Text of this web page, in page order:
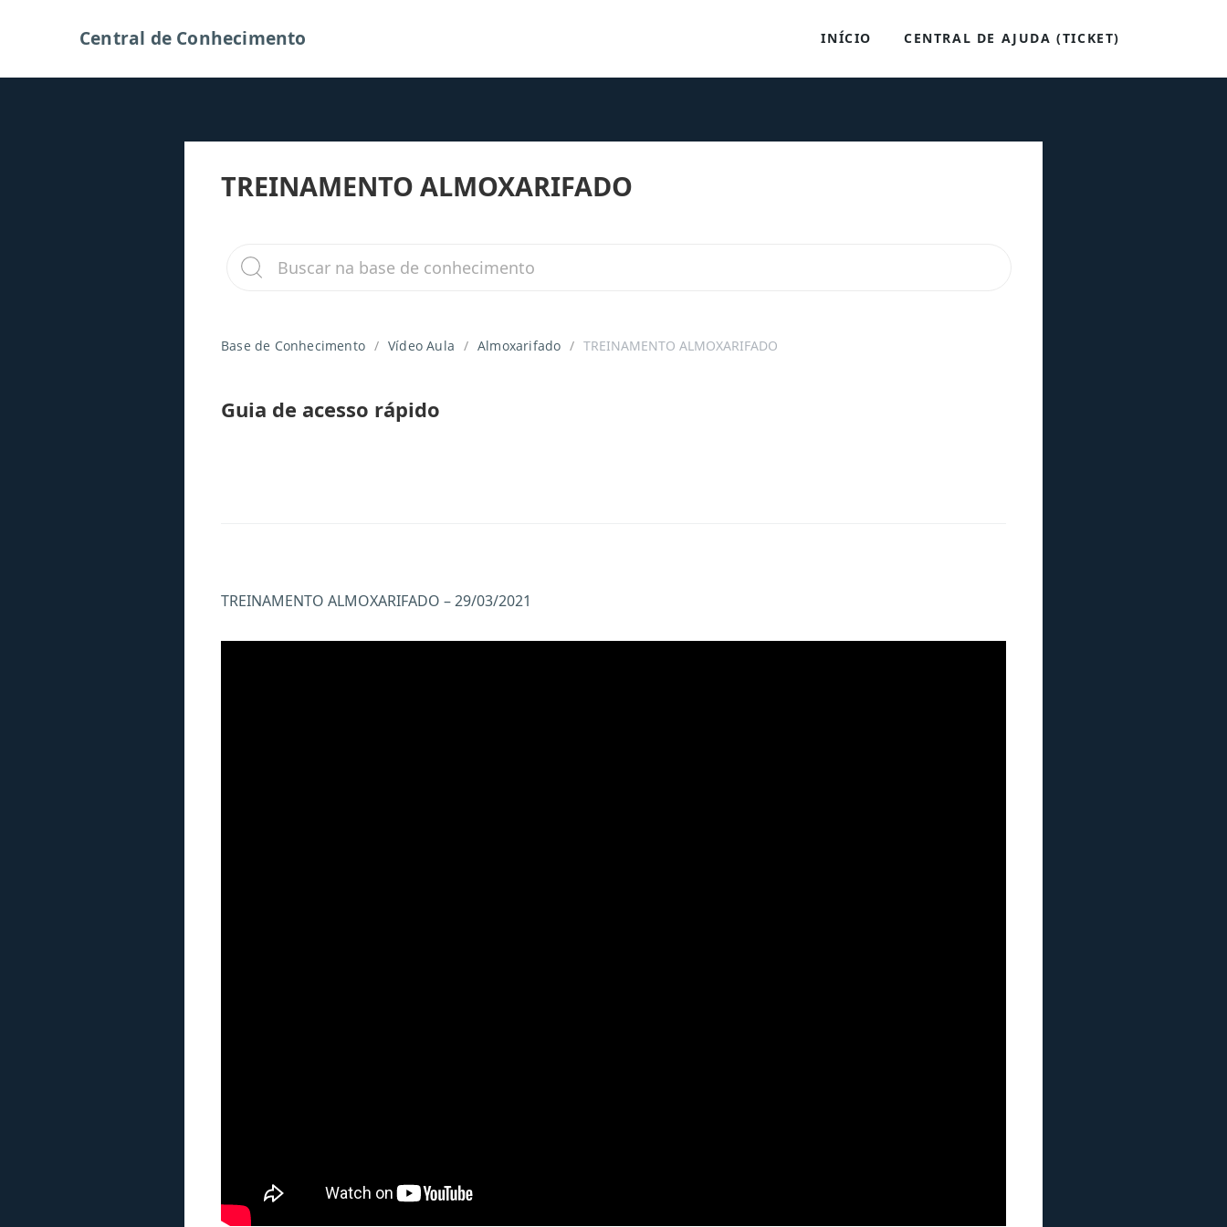
Central de Conhecimento INÍCIO CENTRAL DE AJUDA (TICKET)
TREINAMENTO ALMOXARIFADO
Base de Conhecimento Vídeo Aula Almoxarifado TREINAMENTO ALMOXARIFADO
Guia de acesso rápido
TREINAMENTO ALMOXARIFADO – 29/03/2021